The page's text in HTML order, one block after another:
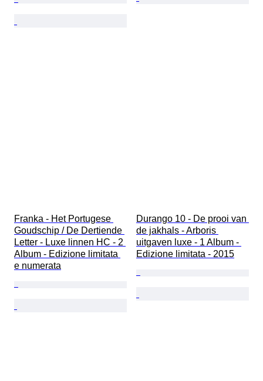
Franka - Het Portugese
Goudschip / De Dertiende
Letter - Luxe linnen HC - 2
Album - Edizione limitata
e numerata
Durango 10 - De prooi van
de jakhals - Arboris
uitgaven luxe - 1 Album -
Edizione limitata - 2015